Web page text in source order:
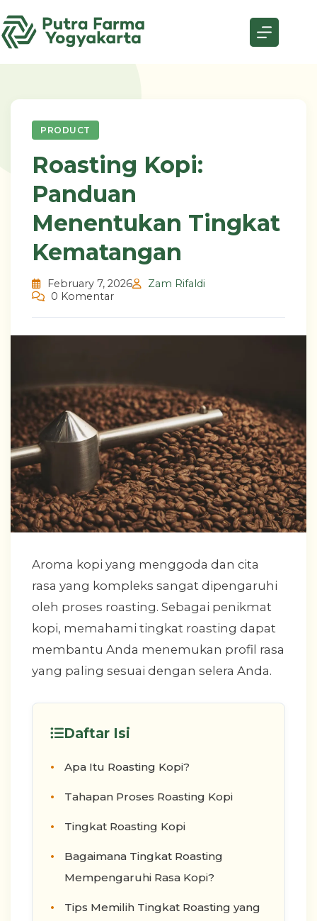
to
content
PRODUCT
Roasting Kopi:
Panduan
Menentukan Tingkat
Kematangan
February 7, 2026
Zam Rifaldi
0 Komentar
Aroma kopi yang menggoda dan cita
rasa yang kompleks sangat dipengaruhi
oleh proses roasting. Sebagai penikmat
kopi, memahami tingkat roasting dapat
membantu Anda menemukan profil rasa
yang paling sesuai dengan selera Anda.
Daftar Isi
Apa Itu Roasting Kopi?
Tahapan Proses Roasting Kopi
Tingkat Roasting Kopi
Bagaimana Tingkat Roasting
Mempengaruhi Rasa Kopi?
Tips Memilih Tingkat Roasting yang